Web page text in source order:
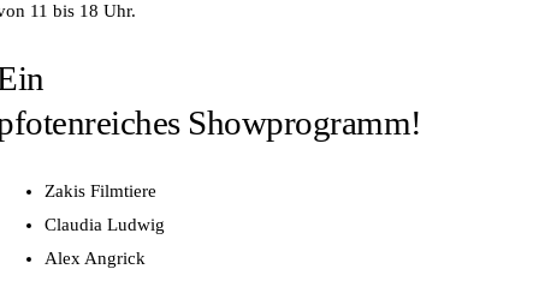
11 bis 18 Uhr.
Showprogramm!
Zakis Filmtiere
Claudia Ludwig
Alex Angrick